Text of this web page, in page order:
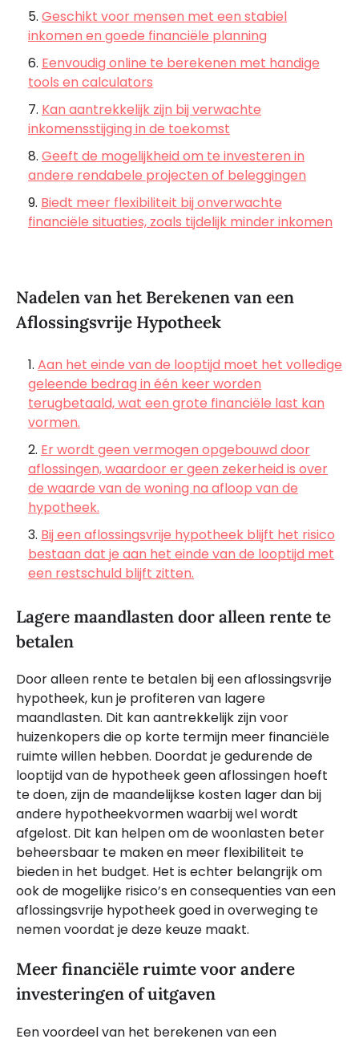
Geschikt voor mensen met een stabiel
inkomen en goede financiële planning
Eenvoudig online te berekenen met handige
tools en calculators
Kan aantrekkelijk zijn bij verwachte
inkomensstijging in de toekomst
Geeft de mogelijkheid om te investeren in
andere rendabele projecten of beleggingen
Biedt meer flexibiliteit bij onverwachte
financiële situaties, zoals tijdelijk minder inkomen
Nadelen van het Berekenen van een
Aflossingsvrije Hypotheek
Aan het einde van de looptijd moet het volledige
geleende bedrag in één keer worden
terugbetaald, wat een grote financiële last kan
vormen.
Er wordt geen vermogen opgebouwd door
aflossingen, waardoor er geen zekerheid is over
de waarde van de woning na afloop van de
hypotheek.
Bij een aflossingsvrije hypotheek blijft het risico
bestaan dat je aan het einde van de looptijd met
een restschuld blijft zitten.
Lagere maandlasten door alleen rente te
betalen
Door alleen rente te betalen bij een aflossingsvrije
hypotheek, kun je profiteren van lagere
maandlasten. Dit kan aantrekkelijk zijn voor
huizenkopers die op korte termijn meer financiële
ruimte willen hebben. Doordat je gedurende de
looptijd van de hypotheek geen aflossingen hoeft
te doen, zijn de maandelijkse kosten lager dan bij
andere hypotheekvormen waarbij wel wordt
afgelost. Dit kan helpen om de woonlasten beter
beheersbaar te maken en meer flexibiliteit te
bieden in het budget. Het is echter belangrijk om
ook de mogelijke risico’s en consequenties van een
aflossingsvrije hypotheek goed in overweging te
nemen voordat je deze keuze maakt.
Meer financiële ruimte voor andere
investeringen of uitgaven
Een voordeel van het berekenen van een